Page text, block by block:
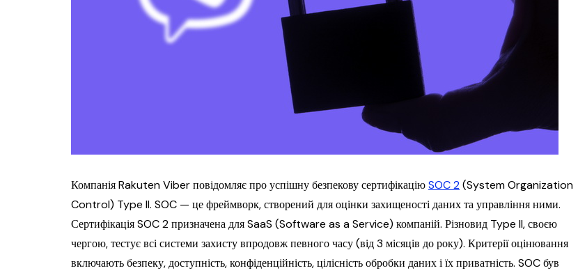
Компанія Rakuten Viber повідомляє про успішну безпекову сертифікаціюSOC 2(System Organization
Control) Type II. SOC — це фреймворк, створений для оцінки захищеності даних та управління ними.
Сертифікація SOC 2 призначена для SaaS (Software as a Service) компаній. Різновид Type II, своєю
чергою, тестує всі системи захисту впродовж певного часу (від 3 місяців до року). Критерії оцінювання
включають безпеку, доступність, конфіденційність, цілісність обробки даних і їх приватність. SOC був